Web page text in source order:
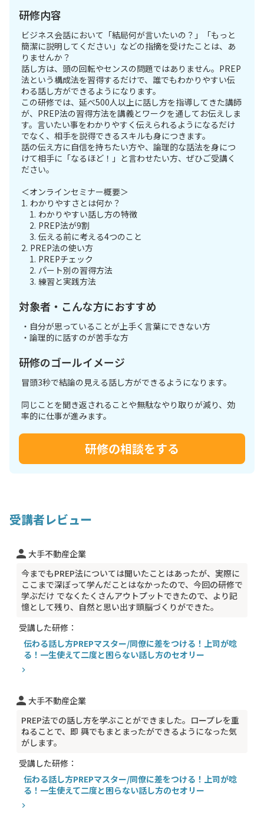
研修内容
ビジネス会話において「結局何が言いたいの？」「もっと
簡潔に説明してください」などの指摘を受けたことは、あ
りませんか？
話し方は、頭の回転やセンスの問題ではありません。PREP
法という構成法を習得するだけで、誰でもわかりやすい伝
わる話し方ができるようになります。
この研修では、延べ500人以上に話し方を指導してきた講師
が、PREP法の習得方法を講義とワークを通してお伝えしま
す。言いたい事をわかりやすく伝えられるようになるだけ
でなく、相手を説得できるスキルも身につきます。
話の伝え方に自信を持ちたい方や、論理的な話法を身につ
けて相手に「なるほど！」と言わせたい方、ぜひご受講く
ださい。
＜オンラインセミナー概要＞
1. わかりやすさとは何か？
1. わかりやすい話し方の特徴
2. PREP法が9割
3. 伝える前に考える4つのこと
2. PREP法の使い方
1. PREPチェック
2. パート別の習得方法
3. 練習と実践方法
対象者・こんな方におすすめ
・自分が思っていることが上手く言葉にできない方
・論理的に話すのが苦手な方
研修のゴールイメージ
冒頭3秒で結論の見える話し方ができるようになります。
同じことを聞き返されることや無駄なやり取りが減り、効
率的に仕事が進みます。
研修の相談をする
受講者レビュー
person 大手不動産企業
今までもPREP法については聞いたことはあったが、実際に
ここまで深ぼって学んだことはなかったので、今回の研修で
学ぶだけ でなくたくさんアウトプットできたので、より記
憶として残り、自然と思い出す頭脳づくりができた。
受講した研修：
伝わる話し方PREPマスター/同僚に差をつける！上司が唸
る！一生使えて二度と困らない話し方のセオリー
chevron_right
person 大手不動産企業
PREP法での話し方を学ぶことができました。ロープレを重
ねることで、即 興でもまとまったができるようになった気
がします。
受講した研修：
伝わる話し方PREPマスター/同僚に差をつける！上司が唸
る！一生使えて二度と困らない話し方のセオリー
chevron_right